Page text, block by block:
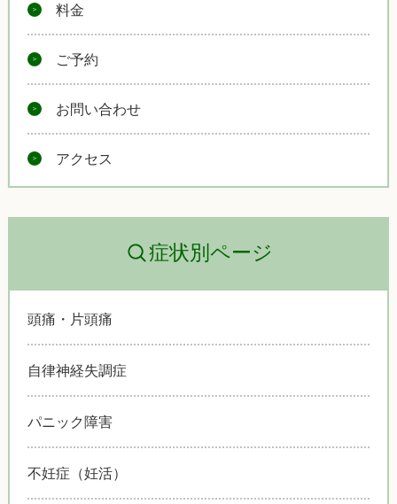
料金
ご予約
お問い合わせ
アクセス
症状別ページ
頭痛・片頭痛
自律神経失調症
パニック障害
不妊症（妊活）